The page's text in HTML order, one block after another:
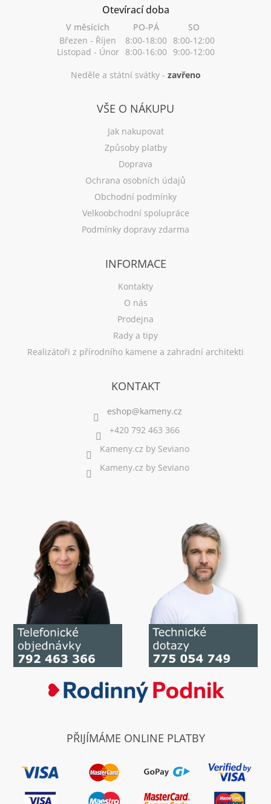
Otevírací doba
V měsících PO-PÁ
SO
Březen - Říjen
8:00-18:00 8:00-12:00
Listopad - Únor 8:00-16:00 9:00-12:00
Neděle a státní svátky - zavřeno
VŠE O NÁKUPU
Jak nakupovat
Způsoby platby
Doprava
Ochrana osobních údajů
Obchodní podmínky
Velkoobchodní spolupráce
Podmínky dopravy zdarma
INFORMACE
Kontakty
O nás
Prodejna
Rady a tipy
Realizátoři z přírodního kamene a zahradní architekti
KONTAKT
+420 792 463 366
Kameny.cz by Seviano
Kameny.cz by Seviano
PŘIJÍMÁME ONLINE PLATBY